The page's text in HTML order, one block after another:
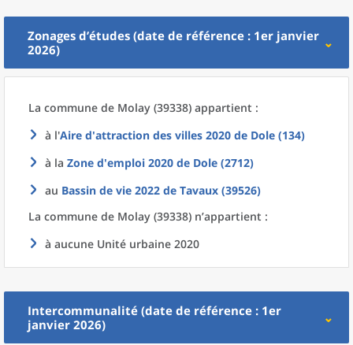
Zonages d’études (date de référence : 1er janvier
2026)
La commune de Molay (39338) appartient :
à l'Aire d'attraction des villes 2020 de Dole (134)
à la Zone d'emploi 2020 de Dole (2712)
au Bassin de vie 2022 de Tavaux (39526)
La commune de Molay (39338) n’appartient :
à aucune Unité urbaine 2020
Intercommunalité (date de référence : 1er
janvier 2026)